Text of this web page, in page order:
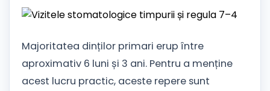
Majoritatea dinților primari erup între
aproximativ 6 luni și 3 ani. Pentru a menține
acest lucru practic, aceste repere sunt